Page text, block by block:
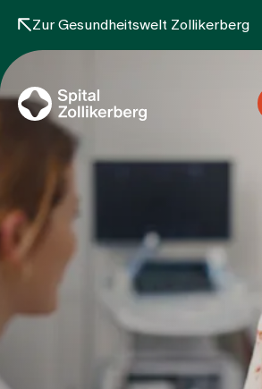
Zur Gesundheitswelt Zollikerberg
Fachbereiche